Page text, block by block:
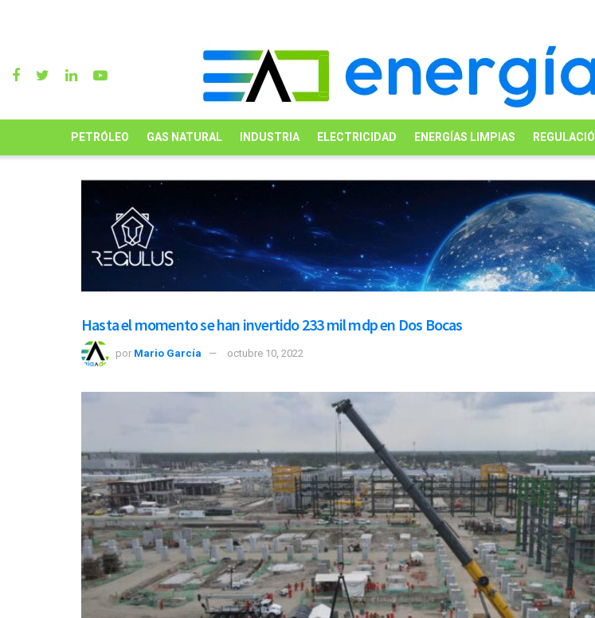
PETRÓLEO GAS NATURAL INDUSTRIA ELECTRICIDAD ENERGÍAS LIMPIAS
Hasta el momento se han invertido 233 mil mdp en Dos Bocas
por Mario García octubre 10, 2022